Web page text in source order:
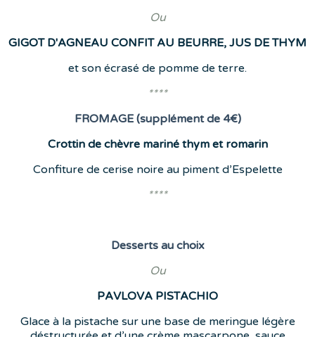
Ou
GIGOT D'AGNEAU CONFIT AU BEURRE, JUS DE THYM
et son écrasé de pomme de terre.
****
FROMAGE (supplément de 4€)
Crottin de chèvre mariné thym et romarin
Confiture de cerise noire au piment d’Espelette
****
Desserts au choix
Ou
PAVLOVA PISTACHIO
Glace à la pistache sur une base de meringue légère